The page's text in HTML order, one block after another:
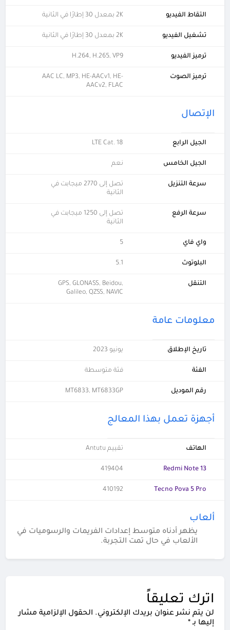
التقاط الفيديو 2K بمعدل 30 إطارًا في الثانية
تشغيل الفيديو 2K بمعدل 30 إطارًا في الثانية
ترميز الفيديو H.264, H.265, VP9
ترميز الصوت
AAC LC, MP3, HE-AACv1, HE-
AACv2, FLAC
الإتصال
الجيل الرابع LTE Cat. 18
الجيل الخامس نعم
سرعة التنزيل
تصل إلى 2770 ميجابت في
الثانية
سرعة الرفع
تصل إلى 1250 ميجابت في
الثانية
واي فاي 5
البلوتوث 5.1
التنقل
GPS, GLONASS, Beidou,
Galileo, QZSS, NAVIC
معلومات عامة
تاريخ الإطلاق يونيو 2023
الفئة فئة متوسطة
رقم الموديل MT6833, MT6833GP
أجهزة تعمل بهذا المعالج
الهاتف تقييم Antutu
Redmi Note 13
419404
Tecno Pova 5 Pro
410192
ألعاب
يظهر أدناه متوسط إعدادات الفريمات والرسوميات في
الألعاب في حال تمت التجربة.
اترك تعليقاً
لن يتم نشر عنوان بريدك الإلكتروني. الحقول الإلزامية مشار
إليها بـ*